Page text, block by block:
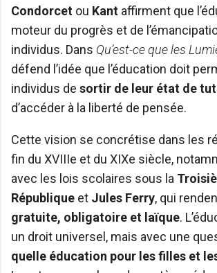
Condorcet ou Kant affirment que
moteur du progrès et de
individus. Dans Qu’est-ce que les
défend l’idée que l’éducation doit
individus de sortir de leur état de
d’accéder à la liberté de pensée.
Cette vision se concrétise dans les
fin du XVIIIe et du XIXe siècle,
avec les lois scolaires sous la
République et Jules Ferry, qui
gratuite, obligatoire et laïque.
un droit universel, mais avec une
quelle éducation pour les filles et